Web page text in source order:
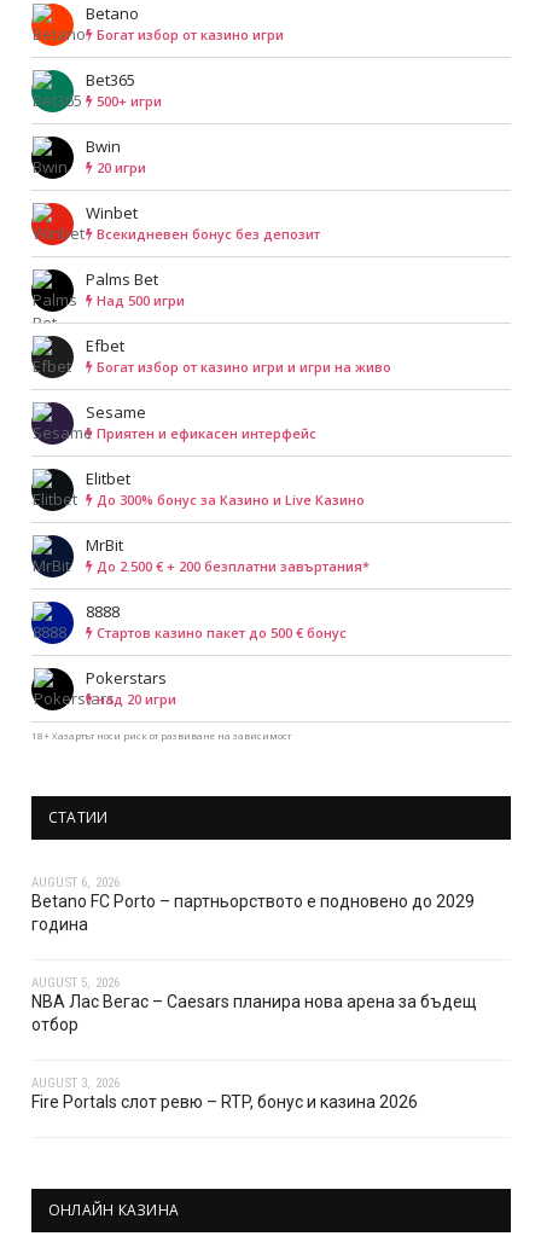
Betano
Богат избор от казино игри
Bet365
500+ игри
Bwin
20 игри
Winbet
Всекидневен бонус без депозит
Palms Bet
Над 500 игри
Efbet
Богат избор от казино игри и игри на живо
Sesame
Приятен и ефикасен интерфейс
Elitbet
До 300% бонус за Казино и Live Казино
MrBit
До 2.500 € + 200 безплатни завъртания*
8888
Cтартов казино пакет до 500 € бонус
Pokerstars
над 20 игри
18+ Хазартът носи риск от развиване на зависимост
СТАТИИ
AUGUST 6, 2026
Betano FC Porto – партньорството е подновено до 2029
година
AUGUST 5, 2026
NBA Лас Вегас – Caesars планира нова арена за бъдещ
отбор
AUGUST 3, 2026
Fire Portals слот ревю – RTP, бонус и казина 2026
ОНЛАЙН КАЗИНА